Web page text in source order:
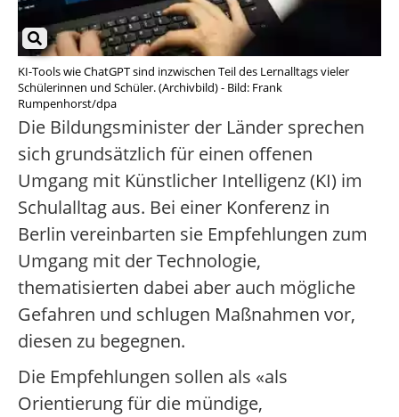
KI-Tools wie ChatGPT sind inzwischen Teil des Lernalltags vieler
Schülerinnen und Schüler. (Archivbild) - Bild: Frank
Rumpenhorst/dpa
Die Bildungsminister der Länder sprechen
sich grundsätzlich für einen offenen
Umgang mit Künstlicher Intelligenz (KI) im
Schulalltag aus. Bei einer Konferenz in
Berlin vereinbarten sie Empfehlungen zum
Umgang mit der Technologie,
thematisierten dabei aber auch mögliche
Gefahren und schlugen Maßnahmen vor,
diesen zu begegnen.
Die Empfehlungen sollen als «als
Orientierung für die mündige,